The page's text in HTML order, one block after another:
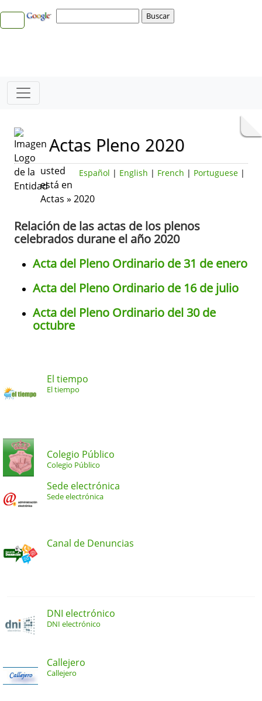
Actas Pleno 2020
Español | English | French | Portuguese |
usted
está en
Actas » 2020
Relación de las actas de los plenos
celebrados durane el año 2020
Acta del Pleno Ordinario de 31 de enero
Acta del Pleno Ordinario de 16 de julio
Acta del Pleno Ordinario del 30 de
octubre
El tiempo
El tiempo
Colegio Público
Colegio Público
Sede electrónica
Sede electrónica
Canal de Denuncias
DNI electrónico
DNI electrónico
Callejero
Callejero